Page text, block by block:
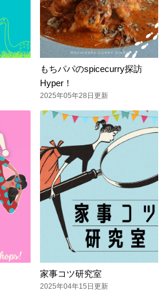
もちパパのspicecurry探訪
Hyper！
2025年05年28日更新
家事コツ研究室
2025年04年15日更新